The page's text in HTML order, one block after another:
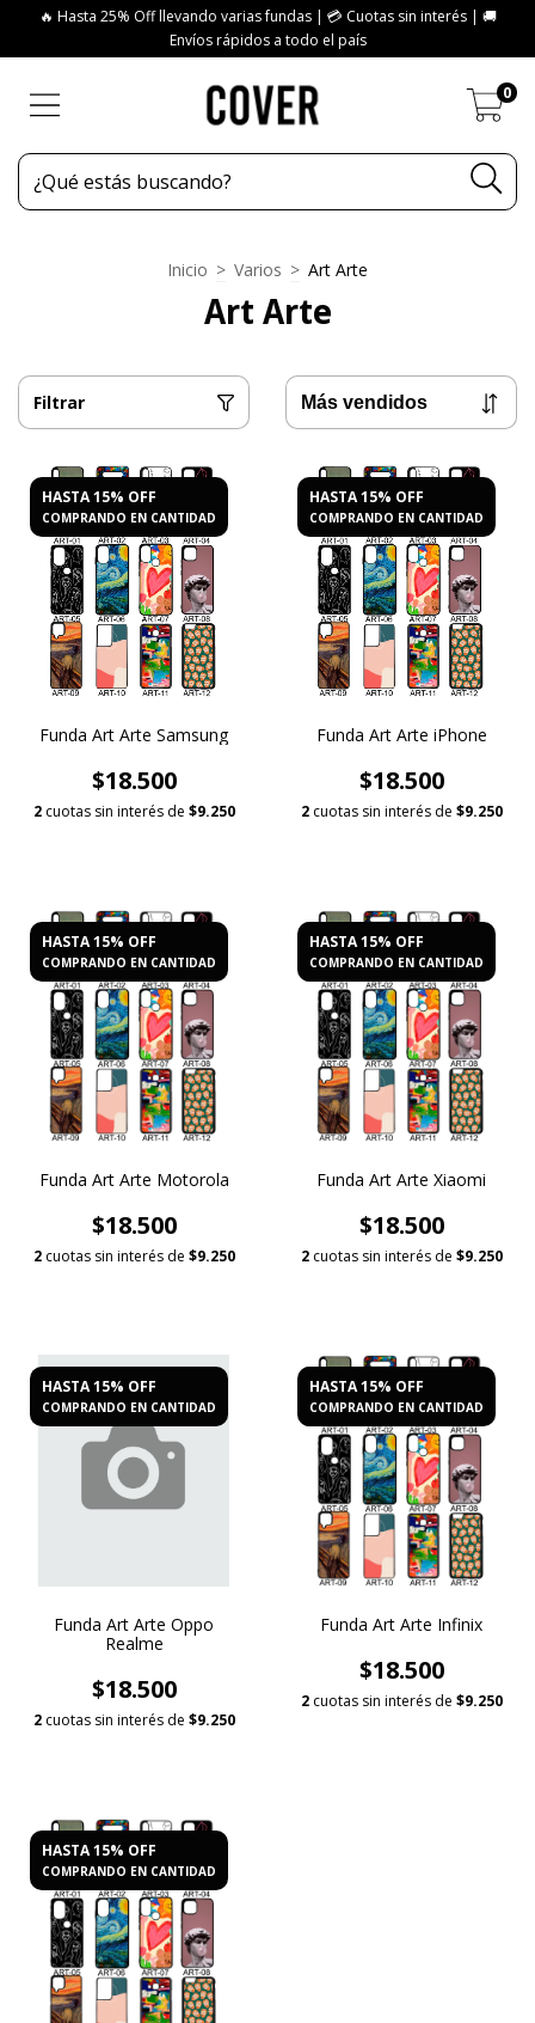
🔥 Hasta 25% Off llevando varias fundas | 💳 Cuotas sin interés | 🚚
Envíos rápidos a todo el país
0
Inicio > Varios > Art Arte
Art Arte
Filtrar
HASTA 15% OFF
COMPRANDO EN CANTIDAD
Funda Art Arte Samsung
$18.500
2 cuotas sin interés de $9.250
HASTA 15% OFF
COMPRANDO EN CANTIDAD
Funda Art Arte iPhone
$18.500
2 cuotas sin interés de $9.250
HASTA 15% OFF
COMPRANDO EN CANTIDAD
Funda Art Arte Motorola
$18.500
2 cuotas sin interés de $9.250
HASTA 15% OFF
COMPRANDO EN CANTIDAD
Funda Art Arte Xiaomi
$18.500
2 cuotas sin interés de $9.250
HASTA 15% OFF
COMPRANDO EN CANTIDAD
Funda Art Arte Oppo
Realme
$18.500
2 cuotas sin interés de $9.250
HASTA 15% OFF
COMPRANDO EN CANTIDAD
Funda Art Arte Infinix
$18.500
2 cuotas sin interés de $9.250
HASTA 15% OFF
COMPRANDO EN CANTIDAD